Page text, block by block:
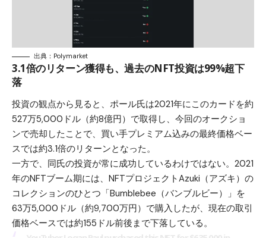
出典：Polymarket
3.1倍のリターン獲得も、過去のNFT投資は99%超下
落
投資の観点から見ると、ポール氏は2021年にこのカードを約
527万5,000ドル（約8億円）で取得し、今回のオークショ
ンで売却したことで、買い手プレミアム込みの最終価格ベー
スでは約3.1倍のリターンとなった。
一方で、同氏の投資が常に成功しているわけではない。2021
年のNFTブーム期には、NFTプロジェクトAzuki（アズキ）の
コレクションのひとつ「Bumblebee（バンブルビー）」を
63万5,000ドル（約9,700万円）で購入したが、現在の取引
価格ベースでは約155ドル前後まで下落している。